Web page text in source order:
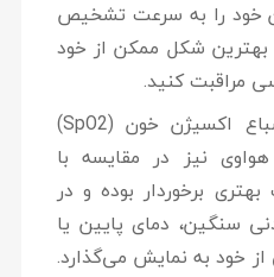
خود را به سرعت تشخیص
بهترین شکل ممکن از خود
مراقبت کنید.
حسگر سنجش سطح اشباع اکسیژن خون (SpO2)
هوشمند واچ 3 هواوی نیز در مقایسه با
برخوردار بوده و در
سنگین، دمای پایین یا
از خود به نمایش می‌گذارد.